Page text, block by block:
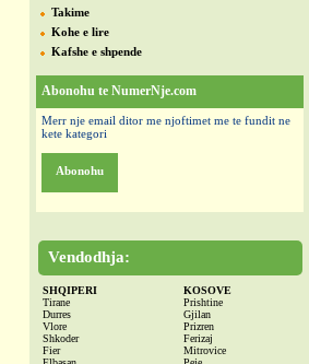
Takime
Kohe e lire
Kafshe e shpende
Abonohu te NumerNje.com
Merr nje email ditor me njoftimet me te fundit ne
kete kategori
Abonohu
Vendodhja:
SHQIPERI
Tirane
Durres
Vlore
Shkoder
Fier
KOSOVE
Prishtine
Gjilan
Prizren
Ferizaj
Mitrovice